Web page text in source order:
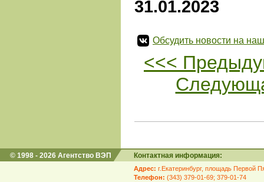
31.01.2023
Обсудить новости на
<<<
© 1998 - 2026 Агентство ВЭП Контактная информация:
Адрес: г.Екатеринбург, площадь Первой
Телефон: (343) 379-01-69; 379-01-74